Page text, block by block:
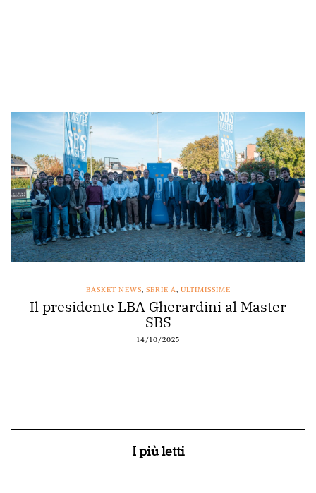
BASKET NEWS, SERIE A, ULTIMISSIME
Il presidente LBA Gherardini al Master
SBS
14/10/2025
I più letti